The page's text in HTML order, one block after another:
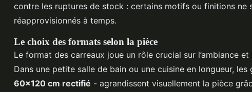
contre les ruptures de stock : certains motifs ou finitions ne
réapprovisionnés à temps.
Le choix des formats selon la pièce
Le format des carreaux joue un rôle crucial sur l’ambiance et
Dans une petite salle de bain ou une cuisine en longueur,
60x120 cm rectifié - agrandissent visuellement la pièce